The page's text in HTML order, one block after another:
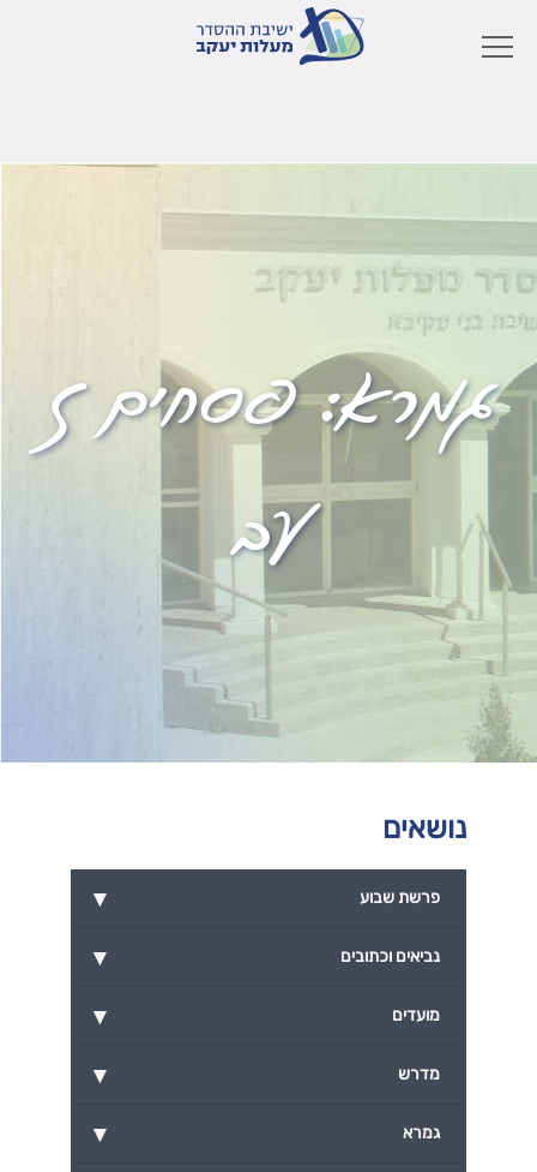
גמרא:פסחים ז
עב
נושאים
▾ פרשת שבוע
▾ נביאים וכתובים
▾ מועדים
▾ מדרש
▾ גמרא